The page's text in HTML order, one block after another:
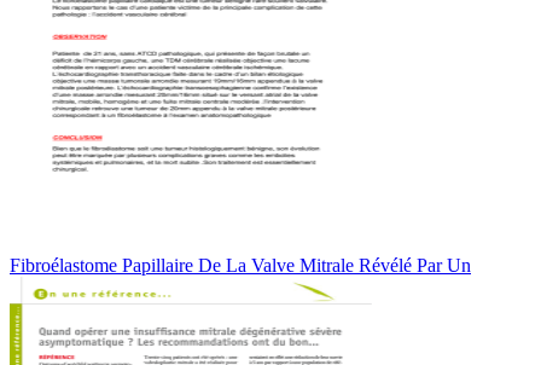
Fibroélastome Papillaire De La Valve Mitrale Révélé Par Un